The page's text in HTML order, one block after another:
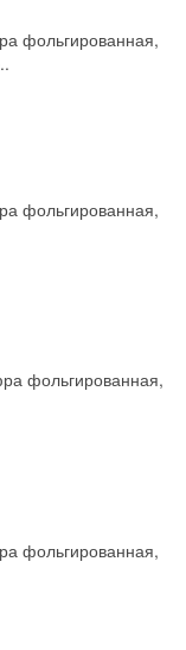
фольгированная,
фольгированная,
фольгированная,
фольгированная,